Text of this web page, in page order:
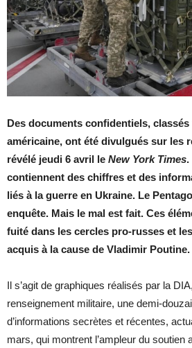
Des documents confidentiels, classés
américaine, ont été divulgués sur les
révélé jeudi 6 avril le New York Times.
contiennent des chiffres et des
liés à la guerre en Ukraine. Le
enquête. Mais le mal est fait. Ces
fuité dans les cercles pro-russes et
acquis à la cause de Vladimir Poutine.
Il s’agit de graphiques réalisés par la
renseignement militaire, une demi-
d’informations secrètes et récentes,
mars, qui montrent l’ampleur du soutien